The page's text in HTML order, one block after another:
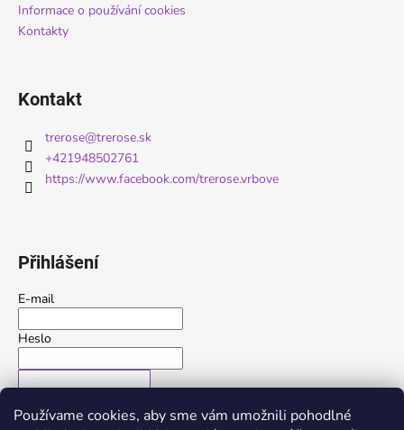
Používame cookies, aby sme vám umožnili pohodlné
Informace o používání cookies
Kontakty
Kontakt
trerose@trerose.sk
+421948502761
https://www.facebook.com/trerose.vrbove
Přihlášení
E-mail
Heslo